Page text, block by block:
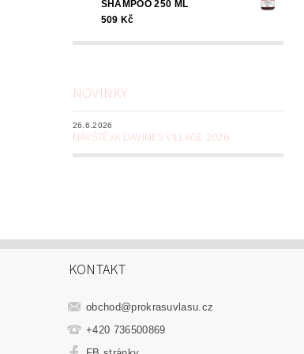
SHAMPOO 250 ML
509 Kč
NOVINKY
26.6.2026
NÁVŠTĚVA DAVINES VILLAGE 2026
KONTAKT
obchod@prokrasuvlasu.cz
+420 736500869